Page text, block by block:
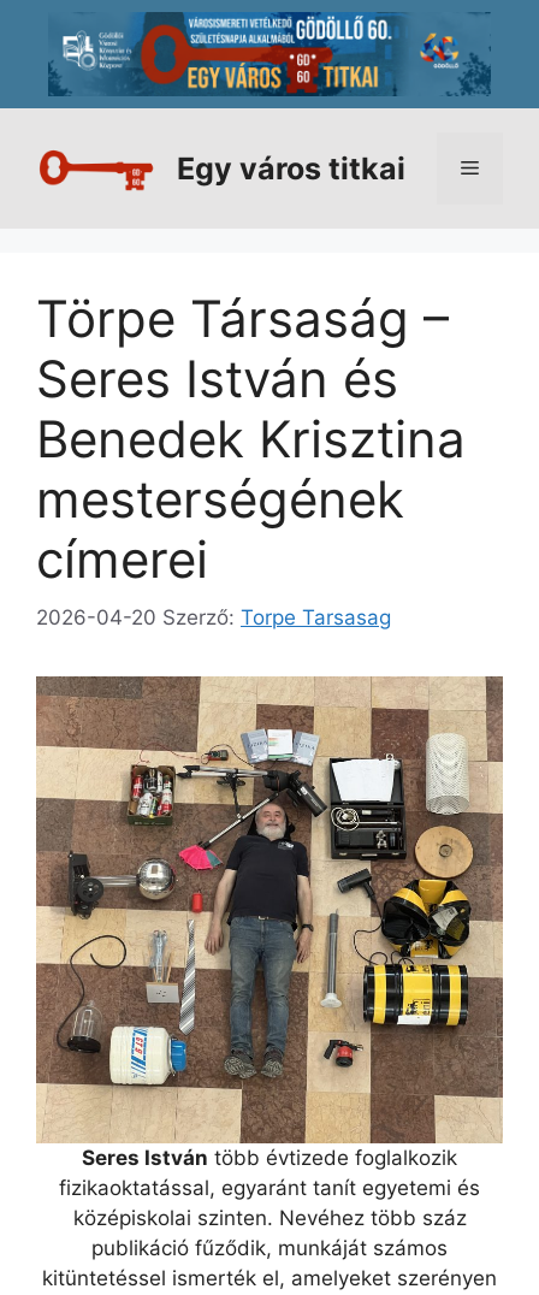
tartalomba
Egy város titkai Menü
Törpe Társaság –
Seres István és
Benedek Krisztina
mesterségének
címerei
2026-04-20 Szerző: Torpe Tarsasag
Seres István több évtizede foglalkozik
fizikaoktatással, egyaránt tanít egyetemi és
középiskolai szinten. Nevéhez több száz
publikáció fűződik, munkáját számos
kitüntetéssel ismerték el, amelyeket szerényen